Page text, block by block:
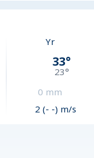
Yr
33°
23°
0 mm
2 (- -) m/s